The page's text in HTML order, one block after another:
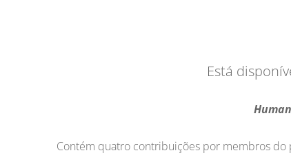
Está
Contém quatro contribuições por membros do